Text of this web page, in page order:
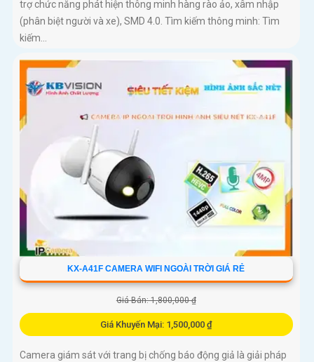
trợ chức năng phát hiện thông minh hàng rào ảo, xâm nhập
(phân biệt người và xe), SMD 4.0. Tìm kiếm thông minh: Tìm
kiếm...
KX-A41F CAMERA WIFI NGOÀI TRỜI GIÁ RẺ
Giá Bán: 1,800,000 ₫
Giá Khuyến Mại: 1,500,000 ₫
Camera giám sát với trang bị chống báo động giả là giải pháp